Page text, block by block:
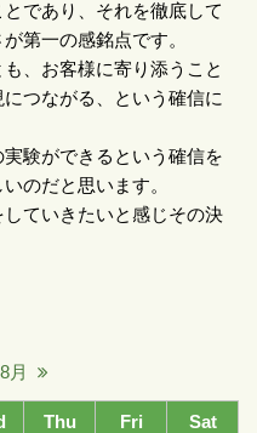
月
Thu Fri
Sat
であり、それを徹底して
第一の感銘点です。
、お客様に寄り添うこと
つながる、という確信に
験ができるという確信を
のだと思います。
ていきたいと感じその決